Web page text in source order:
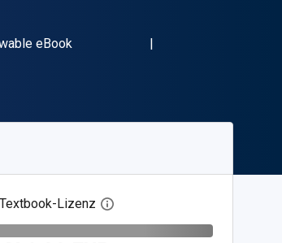
eBook
Lizenz Digitalen Lizenzdialog öffnen